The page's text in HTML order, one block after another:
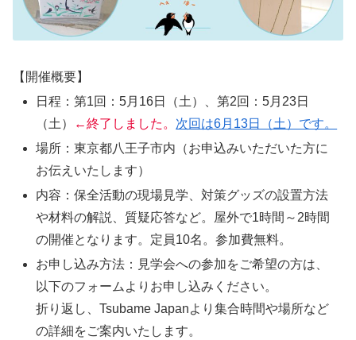
【開催概要】
日程：第1回：5月16日（土）、第2回：5月23日
（土）
←終了しました。 次回は6月13日（土）です。
場所：東京都八王子市内（お申込みいただいた方に
お伝えいたします）
内容：保全活動の現場見学、対策グッズの設置方法
や材料の解説、質疑応答など。屋外で1時間～2時間
の開催となります。定員10名。参加費無料。
お申し込み方法：見学会への参加をご希望の方は、
以下のフォームよりお申し込みください。
折り返し、Tsubame Japanより集合時間や場所など
の詳細をご案内いたします。